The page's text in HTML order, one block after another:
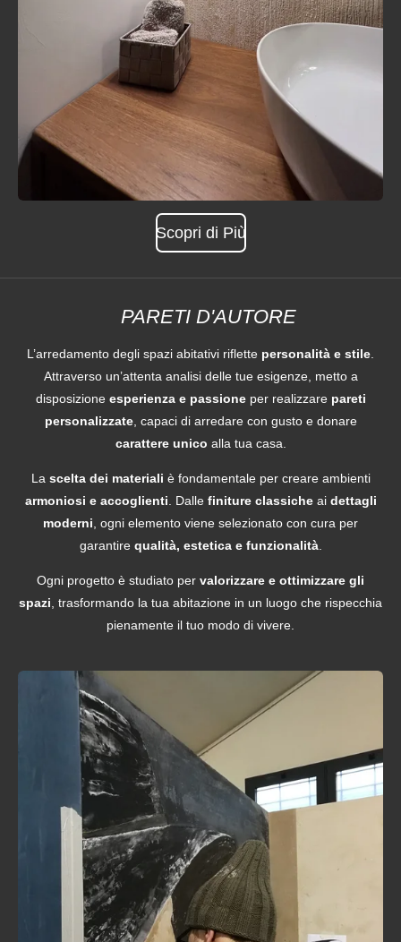
Scopri di Più
PARETI D'AUTORE
L’arredamento degli spazi abitativi riflette personalità e stile
Attraverso un’attenta analisi delle tue esigenze, metto a
disposizione esperienza e passioneper realizzare pareti
personalizzate, capaci di arredare con gusto e donare
carattere unico alla tua casa.
La scelta dei materiali è fondamentale per creare ambienti
armoniosi e accoglienti . Dalle finiture classicheai dettagli
moderni , ogni elemento viene selezionato con cura per
garantire qualità, estetica e funzionalità.
Ogni progetto è studiato per valorizzare e ottimizzare gli
spazi , trasformando la tua abitazione in un luogo che rispecchia
pienamente il tuo modo di vivere.